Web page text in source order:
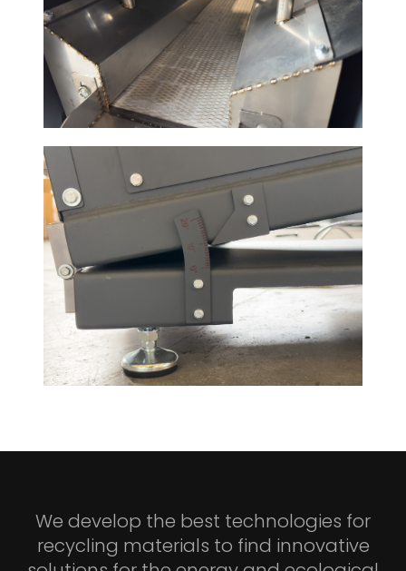
We develop the best technologies for
recycling materials to find innovative